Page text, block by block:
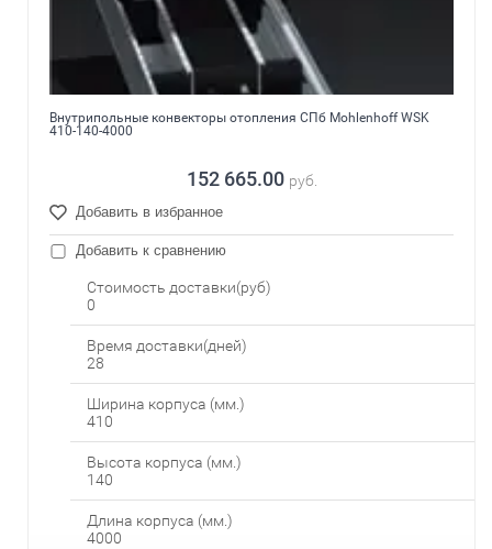
Внутрипольные конвекторы отопления СПб Mohlenhoff WSK
410-140-4000
152 665.00 руб.
Добавить в избранное
Добавить к сравнению
Стоимость доставки(руб)
0
Время доставки(дней)
28
Ширина корпуса (мм.)
410
Высота корпуса (мм.)
140
Длина корпуса (мм.)
4000